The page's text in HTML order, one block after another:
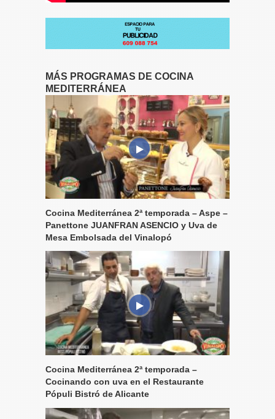
MÁS PROGRAMAS DE COCINA
MEDITERRÁNEA
Cocina Mediterránea 2ª temporada – Aspe –
Panettone JUANFRAN ASENCIO y Uva de
Mesa Embolsada del Vinalopó
Cocina Mediterránea 2ª temporada –
Cocinando con uva en el Restaurante
Pópuli Bistró de Alicante